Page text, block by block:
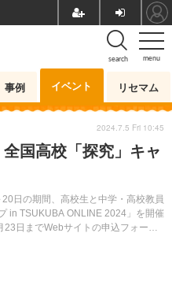
menu
search
事例 イベント リセマム
全国高校「探究」キャ
日の期間、高校生と中学・高校教員
in TSUKUBA ONLINE 2024」を開催
日までWebサイトの申込フォーム
2024.7.5 Fri 10:45